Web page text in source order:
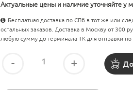
Актуальные цены и наличие уточняйте у
Бесплатная доставка по СПб в тот же или
остальных заказов. Доставка в Москву от 300
любую сумму до терминала ТК для отправки по
- +